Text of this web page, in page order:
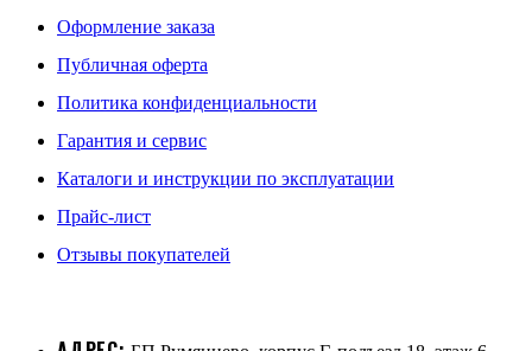
Оформление заказа
Публичная оферта
Политика конфиденциальности
Гарантия и сервис
Каталоги и инструкции по эксплуатации
Прайс-лист
Отзывы покупателей